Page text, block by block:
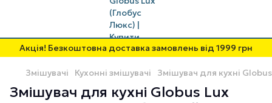
Акція! Безкоштовна доставка замовлень від 1999 грн
Змішувачі Кухонні змішувачі Змішувач для кухні
Змішувач для кухні Globus Lux